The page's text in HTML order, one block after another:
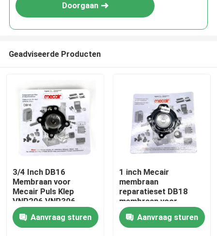
Doorgaan
Geadviseerde Producten
3/4 Inch DB16
Membraan voor
Mecair Puls Klep
VNP206 VNP306
VNP306 VEM306
Aanvraag sturen
1 inch Mecair
membraan
reparatieset DB18
membraan voor
Mecair pulsventiel
VNP208 VNP308
VEM208 VEM308
Aanvraag sturen